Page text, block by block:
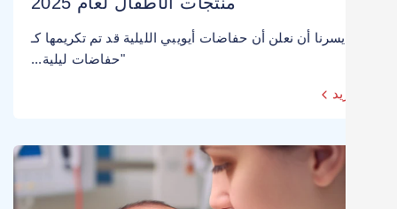
يسرنا أن نعلن أن حفاضات أيويبي الليلية قد تم تكريمها كـ
"حفاضات ليلية...